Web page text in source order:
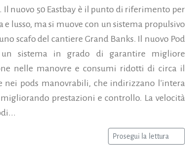
nuovo 50 Eastbay è il punto di riferimento per
lusso, ma si muove con un sistema propulsivo
scafo del cantiere Grand Banks. Il nuovo Pod
sistema in grado di garantire migliore
nelle manovre e consumi ridotti di circa il
nei pods manovrabili, che indirizzano l'intera
prestazioni e controllo. La velocità
Prosegui la lettura